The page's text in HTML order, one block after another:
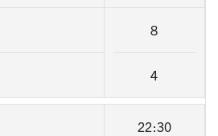
8
4
22:30